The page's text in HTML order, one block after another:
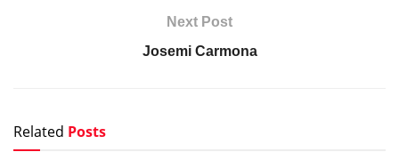
Next Post
Josemi Carmona
Related Posts